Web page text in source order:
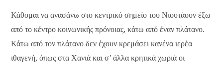
Κάθομαι να ανασάνω στο κεντρικό σημείο του Νιουτάουν έξω
από το κέντρο κοινωνικής πρόνοιας, κάτω από έναν πλάτανο.
Κάτω από τον πλάτανο δεν έχουν κρεμάσει κανένα ιερέα
ιθαγενή, όπως στα Χανιά και σ’ άλλα κρητικά χωριά οι